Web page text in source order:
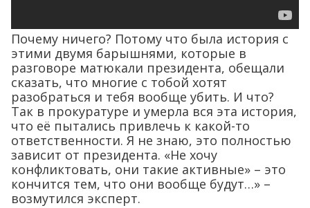
Почему ничего? Потому что была история с
этими двумя барышнями, которые в
разговоре матюкали президента, обещали
сказать, что многие с тобой хотят
разобраться и тебя вообще убить. И что?
Так в прокуратуре и умерла вся эта история,
что её пытались привлечь к какой-то
ответственности. Я не знаю, это полностью
зависит от президента. «Не хочу
конфликтовать, они такие активные» – это
кончится тем, что они вообще будут…» –
возмутился эксперт.